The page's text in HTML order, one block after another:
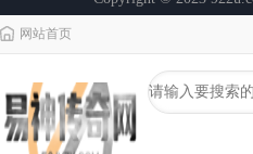
网站首页
栏目导航
微变传奇